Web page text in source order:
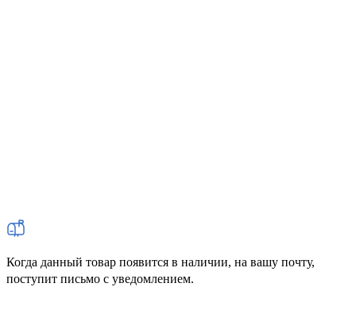
Когда данный товар появится в наличии, на вашу почту,
поступит письмо с уведомлением.